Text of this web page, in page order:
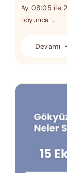
Ay 08:05 ile
boyunca ...
Devamı